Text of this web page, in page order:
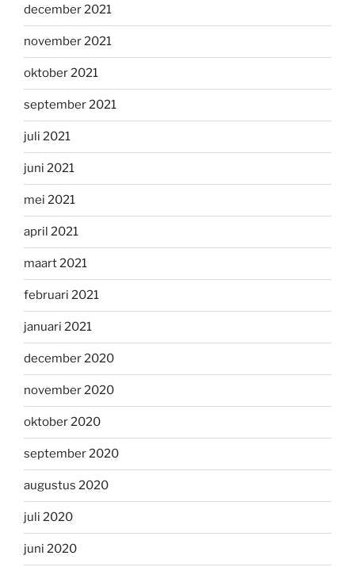
december 2021
november 2021
oktober 2021
september 2021
juli 2021
juni 2021
mei 2021
april 2021
maart 2021
februari 2021
januari 2021
december 2020
november 2020
oktober 2020
september 2020
augustus 2020
juli 2020
juni 2020